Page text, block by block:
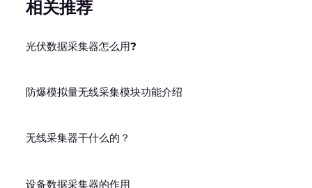
相关推荐
光伏数据采集器怎么用?
防爆模拟量无线采集模块功能介绍
无线采集器干什么的？
设备数据采集器的作用